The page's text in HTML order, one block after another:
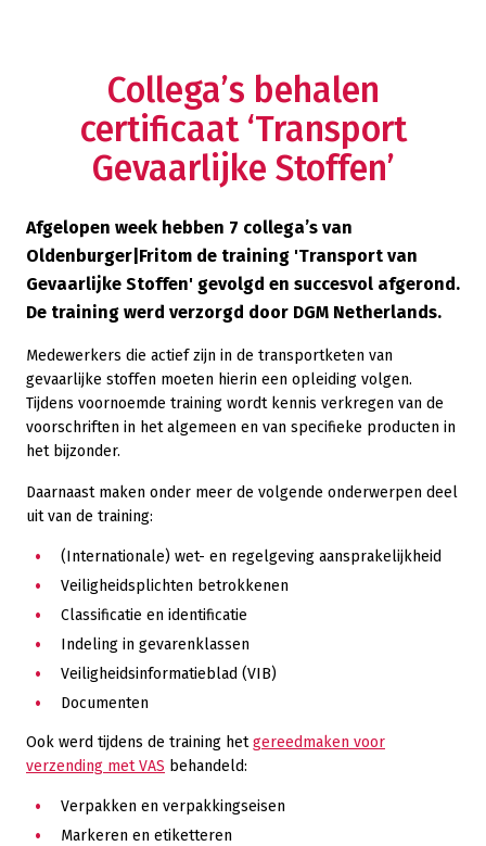
Collega’s behalen
certificaat ‘Transport
Gevaarlijke Stoffen’
Afgelopen week hebben 7 collega’s van
Oldenburger|Fritom de training 'Transport van
Gevaarlijke Stoffen' gevolgd en succesvol afgerond.
De training werd verzorgd door DGM Netherlands.
Medewerkers die actief zijn in de transportketen van
gevaarlijke stoffen moeten hierin een opleiding volgen.
Tijdens voornoemde training wordt kennis verkregen van de
voorschriften in het algemeen en van specifieke producten in
het bijzonder.
Daarnaast maken onder meer de volgende onderwerpen deel
uit van de training:
(Internationale) wet- en regelgeving aansprakelijkheid
Veiligheidsplichten betrokkenen
Classificatie en identificatie
Indeling in gevarenklassen
Veiligheidsinformatieblad (VIB)
Documenten
Ook werd tijdens de training hetgereedmaken voor
verzending met VAS behandeld:
Verpakken en verpakkingseisen
Markeren en etiketteren